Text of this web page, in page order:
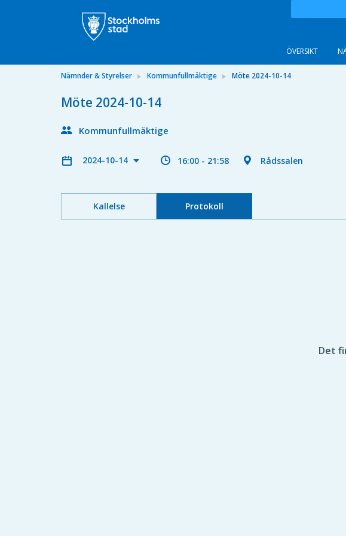
ÖVERSIKT
Nämnder & Styrelser Kommunfullmäktige Möte 2024-10-14
Möte 2024-10-14
Kommunfullmäktige
2024-10-14 16:00 - 21:58 Rådssalen
Kallelse Protokoll
Det